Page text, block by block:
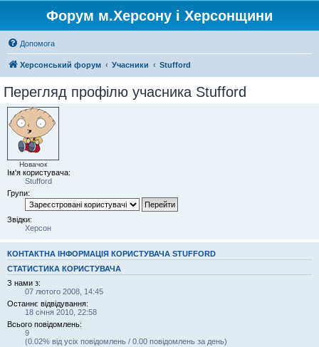
Форум м.Херсону і Херсонщини
Допомога
Херсонський форум Учасники Stufford
Перегляд профілю учасника Stufford
Новачок
Ім'я користувача:
Stufford
Групи:
Звідки:
Херсон
КОНТАКТНА ІНФОРМАЦІЯ КОРИСТУВАЧА STUFFORD
СТАТИСТИКА КОРИСТУВАЧА
З нами з:
07 лютого 2008, 14:45
Останнє відвідування:
18 січня 2010, 22:58
Всього повідомлень:
9
(0.02% від усіх повідомлень / 0.00 повідомлень за день)